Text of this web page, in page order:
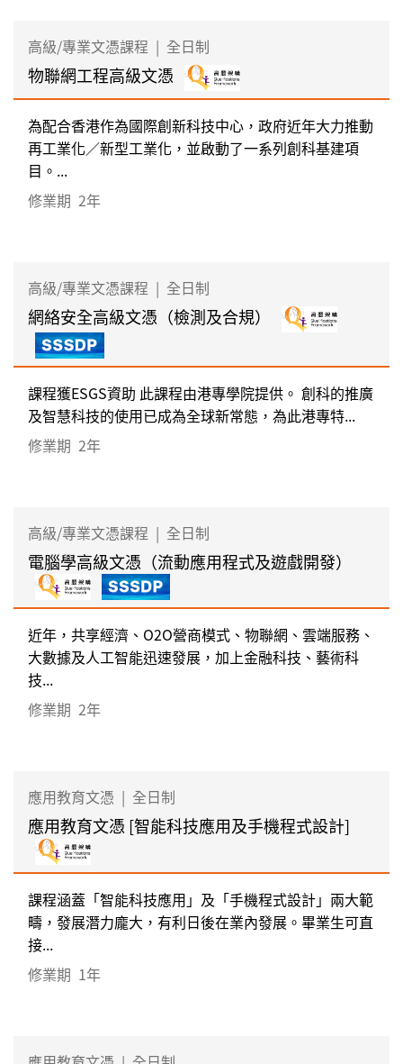
高級/專業文憑課程 | 全日制
物聯網工程高級文憑
為配合香港作為國際創新科技中心，政府近年大力推動
再工業化／新型工業化，並啟動了一系列創科基建項
目。...
修業期 2年
高級/專業文憑課程 | 全日制
網絡安全高級文憑（檢測及合規）
課程獲ESGS資助 此課程由港專學院提供。 創科的推廣
及智慧科技的使用已成為全球新常態，為此港專特...
修業期 2年
高級/專業文憑課程 | 全日制
電腦學高級文憑（流動應用程式及遊戲開發）
近年，共享經濟、O2O營商模式、物聯網、雲端服務、
大數據及人工智能迅速發展，加上金融科技、藝術科
技...
修業期 2年
應用教育文憑 | 全日制
應用教育文憑 [智能科技應用及手機程式設計]
課程涵蓋「智能科技應用」及「手機程式設計」兩大範
疇，發展潛力龐大，有利日後在業內發展。畢業生可直
接...
修業期 1年